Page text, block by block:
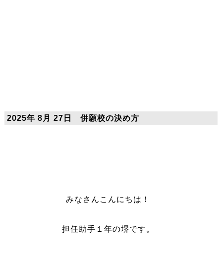
2025年 8月 27日 併願校の決め方
みなさんこんにちは！
担任助手１年の堺です。